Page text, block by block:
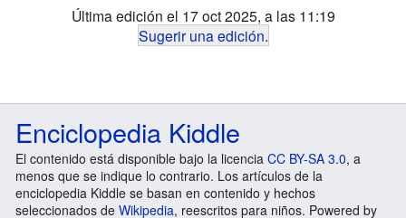
Última edición el 17 oct 2025, a las 11:19
Sugerir una edición.
Enciclopedia Kiddle
El contenido está disponible bajo la licencia CC BY-SA 3.0, a
menos que se indique lo contrario. Los artículos de la
enciclopedia Kiddle se basan en contenido y hechos
seleccionados de Wikipedia, reescritos para niños. Powered by